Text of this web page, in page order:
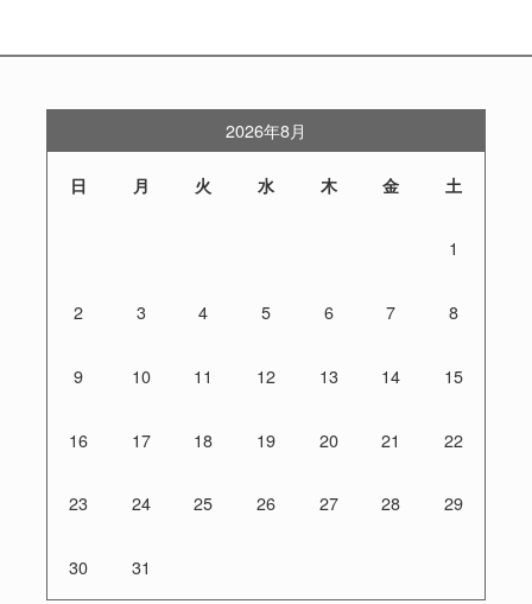
2026年8月
日 月 火 水 木 金 土
1
2 3 4 5 6 7 8
9 10 11 12 13 14 15
16 17 18 19 20 21 22
23 24 25 26 27 28 29
30 31